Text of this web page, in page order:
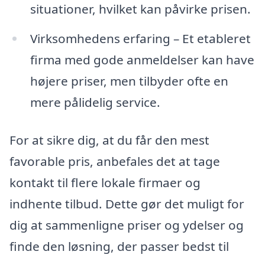
situationer, hvilket kan påvirke prisen.
Virksomhedens erfaring – Et etableret
firma med gode anmeldelser kan have
højere priser, men tilbyder ofte en
mere pålidelig service.
For at sikre dig, at du får den mest
favorable pris, anbefales det at tage
kontakt til flere lokale firmaer og
indhente tilbud. Dette gør det muligt for
dig at sammenligne priser og ydelser og
finde den løsning, der passer bedst til